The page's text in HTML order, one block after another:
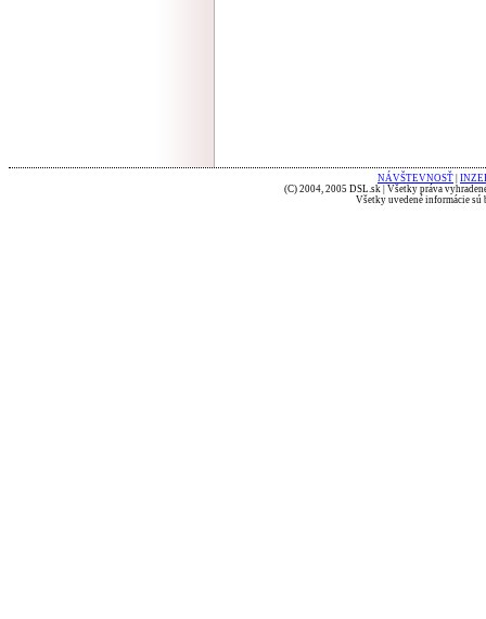
NÁVŠTEVNOSŤ
(C) 2004, 2005 DSL.sk | Všetky práva
Všetky uvedené informácie sú